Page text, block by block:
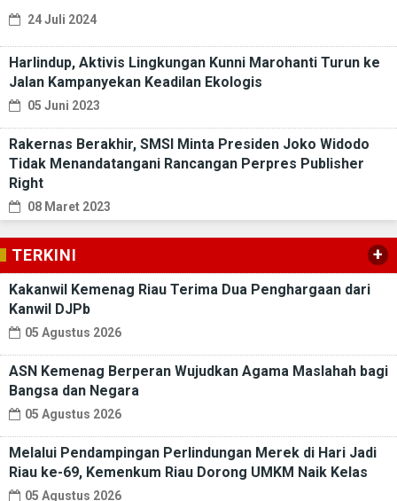
24 Juli 2024
Harlindup, Aktivis Lingkungan Kunni Marohanti Turun ke
Jalan Kampanyekan Keadilan Ekologis
05 Juni 2023
Rakernas Berakhir, SMSI Minta Presiden Joko Widodo
Tidak Menandatangani Rancangan Perpres Publisher
Right
08 Maret 2023
TERKINI +
Kakanwil Kemenag Riau Terima Dua Penghargaan dari
Kanwil DJPb
05 Agustus 2026
ASN Kemenag Berperan Wujudkan Agama Maslahah bagi
Bangsa dan Negara
05 Agustus 2026
Melalui Pendampingan Perlindungan Merek di Hari Jadi
Riau ke-69, Kemenkum Riau Dorong UMKM Naik Kelas
05 Agustus 2026